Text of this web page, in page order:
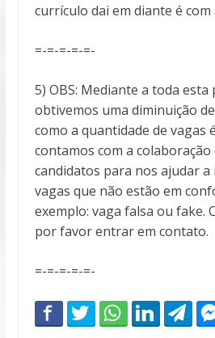
currículo dai em diante é com
=-=-=-=-=-
5) OBS: Mediante a toda esta
obtivemos uma diminuição
como a quantidade de vagas
contamos com a colaboração
candidatos para nos ajudar a
vagas que não estão em
exemplo: vaga falsa ou fake.
por favor entrar em contato.
=-=-=-=-=-